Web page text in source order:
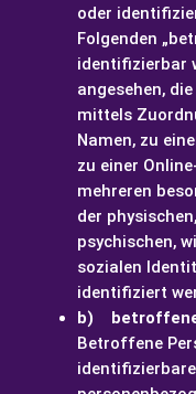
oder
Folgenden
identifizierbar
angesehen,
mittels
Namen, zu
zu einer
mehreren
der
psychischen,
sozialen
identifiziert
b) betroffene
Betroffene